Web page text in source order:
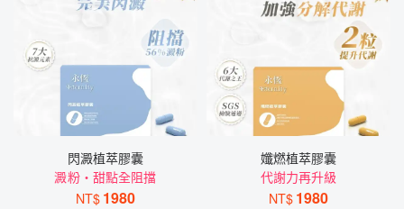
閃澱植萃膠囊
澱粉・甜點全阻擋
NT$ 1980
孅燃植萃膠囊
代謝力再升級
NT$ 1980